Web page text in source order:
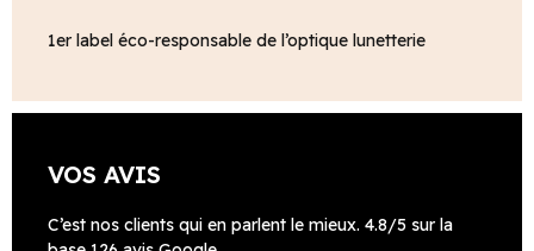
1er label éco-responsable de l’optique lunetterie
VOS AVIS
C’est nos clients qui en parlent le mieux. 4.8/5 sur la